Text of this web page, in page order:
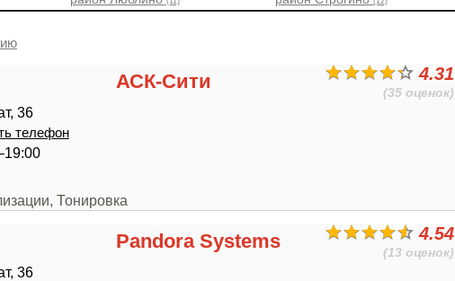
4.31
(35 оценок)
АСК-Сити
36
телефон
Тонировка
4.54
(13 оценок)
Pandora Systems
36